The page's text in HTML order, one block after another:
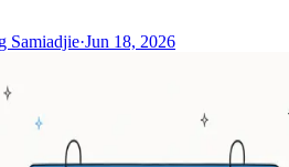
Samiadjie·Jun 18, 2026